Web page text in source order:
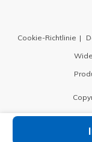
Cookie-Richtlinie